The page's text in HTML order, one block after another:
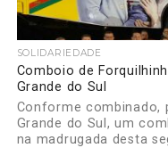
SOLIDARIEDADE
Comboio de
Grande do Sul
Conforme combinado,
Grande do Sul, um
na madrugada desta